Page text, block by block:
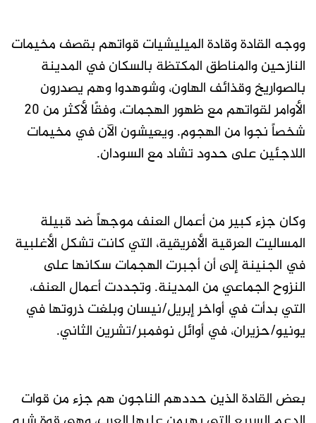
ووجه القادة وقادة الميليشيات قواتهم بقصف مخيمات
النازحين والمناطق المكتظة بالسكان في المدينة
بالصواريخ وقذائف الهاون، وشوهدوا وهم يصدرون
الأوامر لقواتهم مع ظهور الهجمات، وفقًا لأكثر من 20
شخصاً نجوا من الهجوم. ويعيشون الآن في مخيمات
اللاجئين على حدود تشاد مع السودان.
وكان جزء كبير من أعمال العنف موجهاً ضد قبيلة
المساليت العرقية الأفريقية، التي كانت تشكل الأغلبية
في الجنينة إلى أن أجبرت الهجمات سكانها على
النزوح الجماعي من المدينة. وتجددت أعمال العنف،
التي بدأت في أواخر إبريل/نيسان وبلغت ذروتها في
يونيو/حزيران، في أوائل نوفمبر/تشرين الثاني.
بعض القادة الذين حددهم الناجون هم جزء من قوات